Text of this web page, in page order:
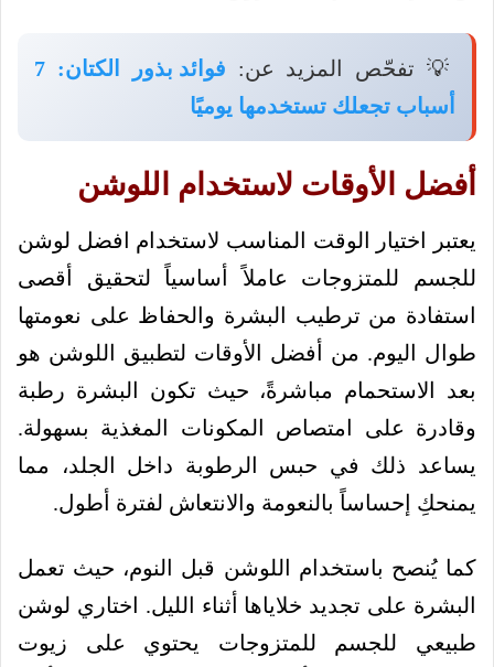
💡 تفحّص المزيد عن:
فوائد بذور الكتان: 7
أسباب تجعلك تستخدمها يوميًا
أفضل الأوقات لاستخدام اللوشن
يعتبر اختيار الوقت المناسب لاستخدام افضل لوشن
للجسم للمتزوجات عاملاً أساسياً لتحقيق أقصى
استفادة من ترطيب البشرة والحفاظ على نعومتها
طوال اليوم. من أفضل الأوقات لتطبيق اللوشن هو
بعد الاستحمام مباشرةً، حيث تكون البشرة رطبة
وقادرة على امتصاص المكونات المغذية بسهولة.
يساعد ذلك في حبس الرطوبة داخل الجلد، مما
يمنحكِ إحساساً بالنعومة والانتعاش لفترة أطول.
كما يُنصح باستخدام اللوشن قبل النوم، حيث تعمل
البشرة على تجديد خلاياها أثناء الليل. اختاري لوشن
طبيعي للجسم للمتزوجات يحتوي على زيوت